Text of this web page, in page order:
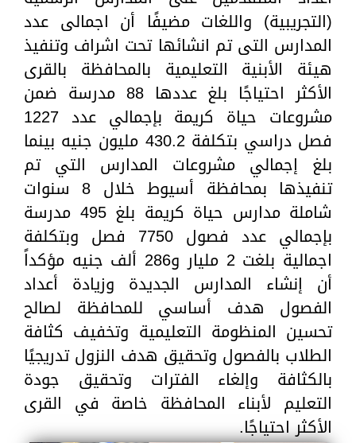
(التجريبية) واللغات مضيفًا أن اجمالى عدد
المدارس التى تم انشائها تحت اشراف وتنفيذ
هيئة الأبنية التعليمية بالمحافظة بالقرى
الأكثر احتياجًا بلغ عددها 88 مدرسة ضمن
مشروعات حياة كريمة بإجمالي عدد 1227
فصل دراسي بتكلفة 430.2 مليون جنيه بينما
بلغ إجمالي مشروعات المدارس التي تم
تنفيذها بمحافظة أسيوط خلال 8 سنوات
شاملة مدارس حياة كريمة بلغ 495 مدرسة
بإجمالي عدد فصول 7750 فصل وبتكلفة
اجمالية بلغت 2 مليار و286 ألف جنيه مؤكداً
أن إنشاء المدارس الجديدة وزيادة أعداد
الفصول هدف أساسي للمحافظة لصالح
تحسين المنظومة التعليمية وتخفيف كثافة
الطلاب بالفصول وتحقيق هدف النزول تدريجيًا
بالكثافة وإلغاء الفترات وتحقيق جودة
التعليم لأبناء المحافظة خاصة في القرى
الأكثر احتياجًا.